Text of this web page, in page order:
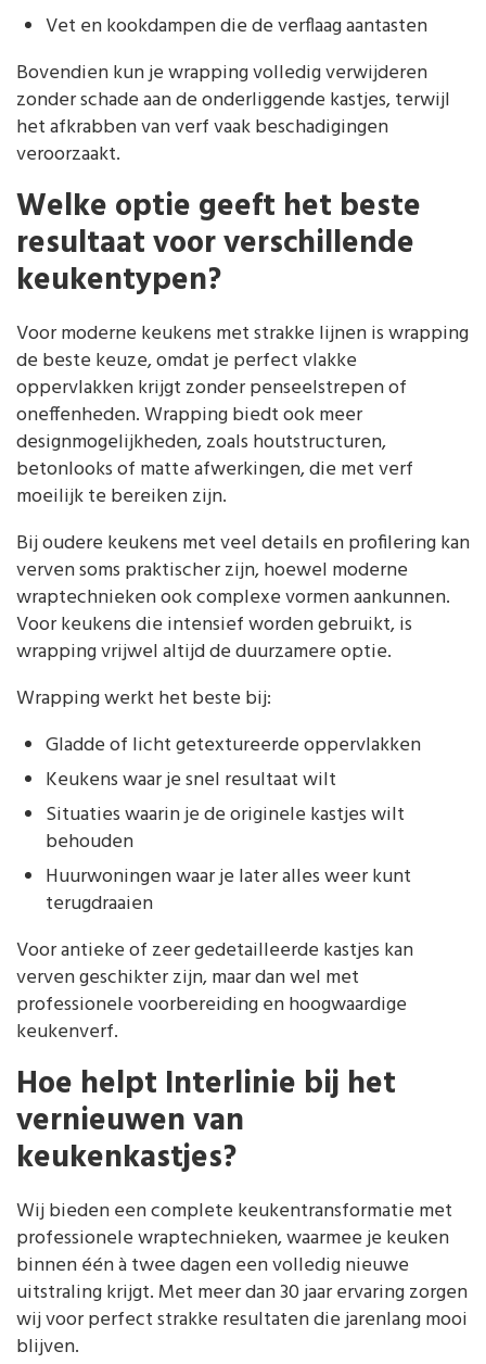
Vet en kookdampen die de verflaag aantasten
Bovendien kun je wrapping volledig verwijderen
zonder schade aan de onderliggende kastjes, terwijl
het afkrabben van verf vaak beschadigingen
veroorzaakt.
Welke optie geeft het beste
resultaat voor verschillende
keukentypen?
Voor moderne keukens met strakke lijnen is wrapping
de beste keuze, omdat je perfect vlakke
oppervlakken krijgt zonder penseelstrepen of
oneffenheden. Wrapping biedt ook meer
designmogelijkheden, zoals houtstructuren,
betonlooks of matte afwerkingen, die met verf
moeilijk te bereiken zijn.
Bij oudere keukens met veel details en profilering kan
verven soms praktischer zijn, hoewel moderne
wraptechnieken ook complexe vormen aankunnen.
Voor keukens die intensief worden gebruikt, is
wrapping vrijwel altijd de duurzamere optie.
Wrapping werkt het beste bij:
Gladde of licht getextureerde oppervlakken
Keukens waar je snel resultaat wilt
Situaties waarin je de originele kastjes wilt
behouden
Huurwoningen waar je later alles weer kunt
terugdraaien
Voor antieke of zeer gedetailleerde kastjes kan
verven geschikter zijn, maar dan wel met
professionele voorbereiding en hoogwaardige
keukenverf.
Hoe helpt Interlinie bij het
vernieuwen van
keukenkastjes?
Wij bieden een complete keukentransformatie met
professionele wraptechnieken, waarmee je keuken
binnen één à twee dagen een volledig nieuwe
uitstraling krijgt. Met meer dan 30 jaar ervaring zorgen
wij voor perfect strakke resultaten die jarenlang mooi
blijven.